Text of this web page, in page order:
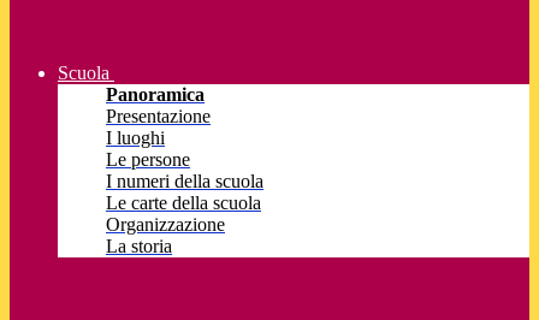
Scuola
Panoramica
Presentazione
I luoghi
Le persone
I numeri della scuola
Le carte della scuola
Organizzazione
La storia